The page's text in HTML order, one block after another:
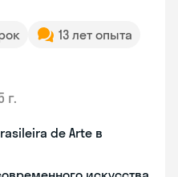
13 лет опыта
г.
de Arte в